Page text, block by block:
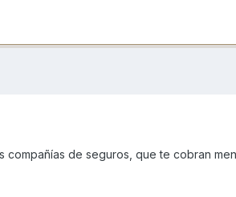
compañías de seguros, que te cobran